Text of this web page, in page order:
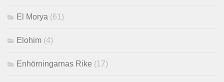
El Morya (61)
Elohim (4)
Enhörningarnas Rike (17)